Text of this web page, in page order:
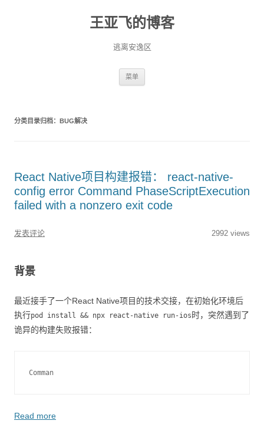
王亚飞的博客
逃离安逸区
菜单
分类目录归档： BUG解决
React Native项目构建报错： react-native-
config error Command PhaseScriptExecution
failed with a nonzero exit code
发表评论 2992 views
背景
最近接手了一个React Native项目的技术交接，在初始化环境后
执行pod install && npx react-native run-ios 时，突然遇到了
诡异的构建失败报错：
Comman
Read more